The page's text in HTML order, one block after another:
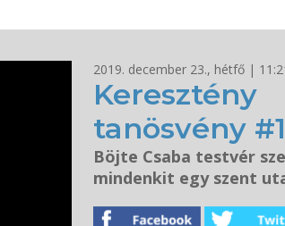
2019. december 23., hétfő |
Keresztény
tanösvény
Böjte Csaba testvér
mindenkit egy szent